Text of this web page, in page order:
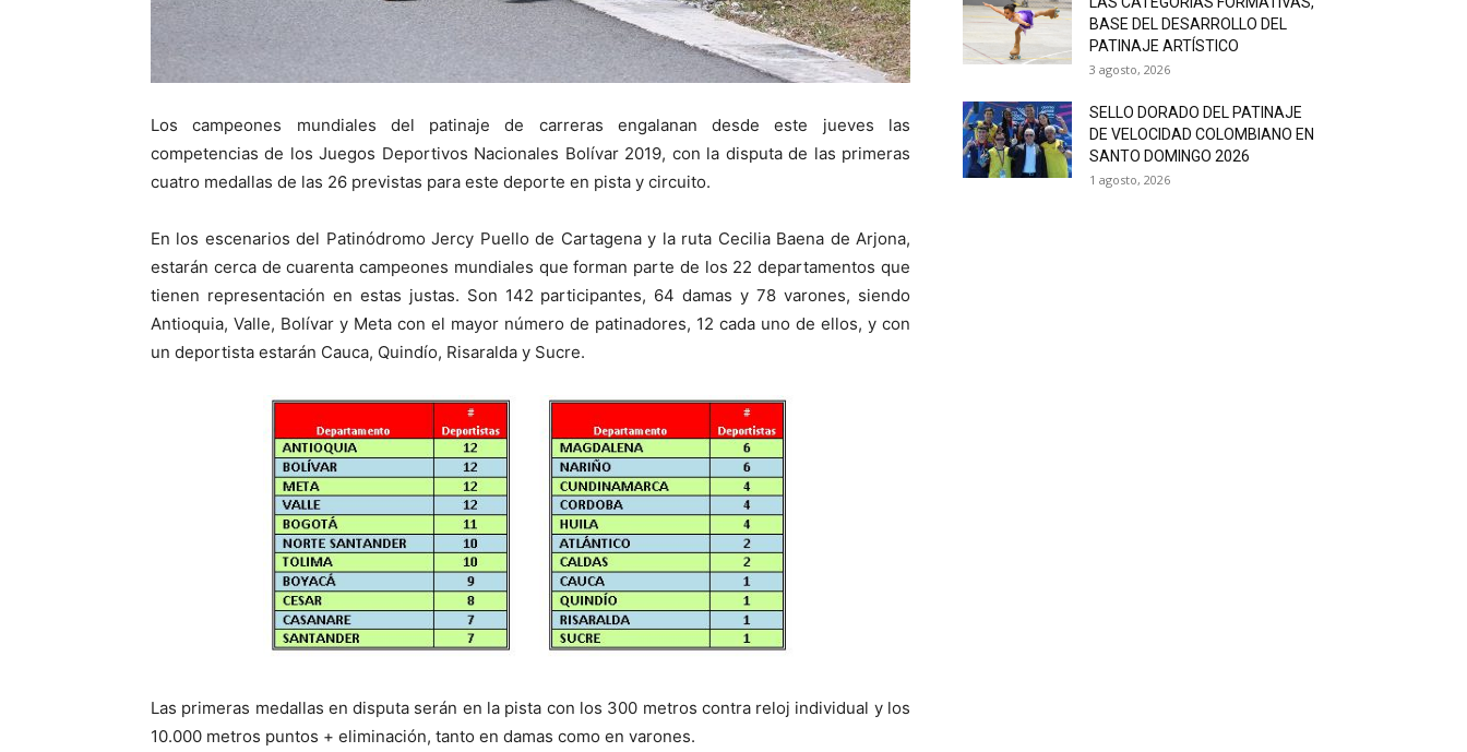
Los campeones mundiales del patinaje de carreras engalanan desde este jueves las
competencias de los Juegos Deportivos Nacionales Bolívar 2019, con la disputa de las primeras
cuatro medallas de las 26 previstas para este deporte en pista y circuito.
En los escenarios del Patinódromo Jercy Puello de Cartagena y la ruta Cecilia Baena de Arjona,
estarán cerca de cuarenta campeones mundiales que forman parte de los 22 departamentos que
tienen representación en estas justas. Son 142 participantes, 64 damas y 78 varones, siendo
Antioquia, Valle, Bolívar y Meta con el mayor número de patinadores, 12 cada uno de ellos, y con
un deportista estarán Cauca, Quindío, Risaralda y Sucre.
Las primeras medallas en disputa serán en la pista con los 300 metros contra reloj individual y los
10.000 metros puntos + eliminación, tanto en damas como en varones.
BASE DEL DESARROLLO DEL
PATINAJE ARTÍSTICO
3 agosto, 2026
SELLO DORADO DEL PATINAJE
DE VELOCIDAD COLOMBIANO EN
SANTO DOMINGO 2026
1 agosto, 2026